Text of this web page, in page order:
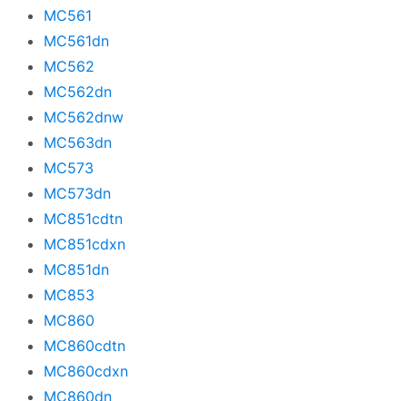
MC561
MC561dn
MC562
MC562dn
MC562dnw
MC563dn
MC573
MC573dn
MC851cdtn
MC851cdxn
MC851dn
MC853
MC860
MC860cdtn
MC860cdxn
MC860dn